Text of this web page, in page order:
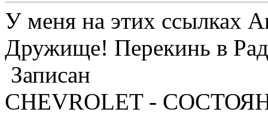
У меня на этих ссылках
Дружище! Перекинь в
Записан
CHEVROLET -